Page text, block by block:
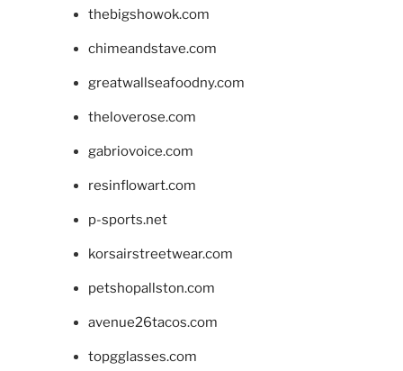
thebigshowok.com
chimeandstave.com
greatwallseafoodny.com
theloverose.com
gabriovoice.com
resinflowart.com
p-sports.net
korsairstreetwear.com
petshopallston.com
avenue26tacos.com
topgglasses.com